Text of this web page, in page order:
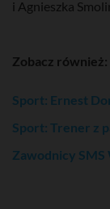
i Agnieszka
Zobacz również:
Sport: Ernest
Sport: Trener z
Zawodnicy